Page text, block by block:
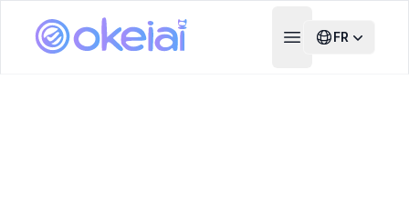
Open main menu
FR